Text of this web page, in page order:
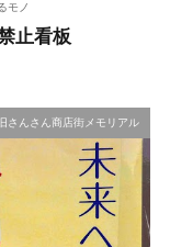
モノ
止看板
旧さんさん商店街メモリアル